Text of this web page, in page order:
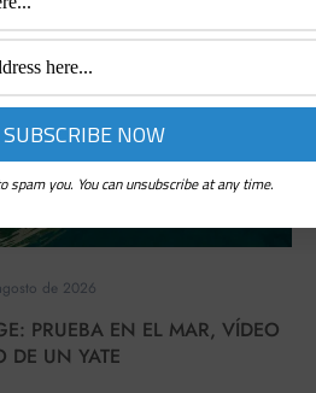
de 2026
PRUEBA EN EL MAR, VÍDEO
DE UN YATE
spam you. You can unsubscribe at any time.